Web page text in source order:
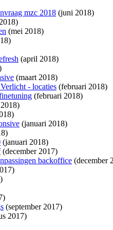
mzc 2018 (juni 2018)
(mei 2018)
(april 2018)
(maart 2018)
- locaties (februari 2018)
(februari 2018)
(januari 2018)
(januari 2018)
(december 2017)
backoffice (december
(september 2017)
2017)